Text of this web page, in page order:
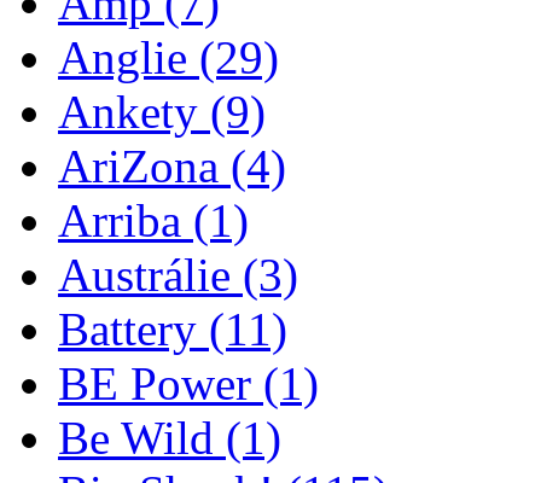
Anglie (29)
Ankety (9)
AriZona (4)
Arriba (1)
Austrálie (3)
Battery (11)
BE Power (1)
Be Wild (1)